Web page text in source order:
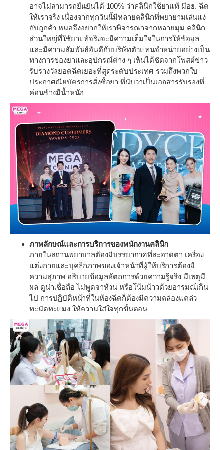
อาจไม่สามารถยืนยันได้ 100% ว่าคลินิกใช้ยาแท้ มีอย. ฉีด
ให้เราจริง เนื่องจากทุกวันนี้มีหลายคลินิกที่พยายามเล่นแง่
กับลูกค้า หมอจึงอยากให้เราพิจารณาจากหลายมุม คลินิก
ส่วนใหญ่ที่ใช้ยาแท้จริงจะมีความเต็มใจในการให้ข้อมูล
และมีความสัมพันธ์อันดีกับบริษัทตัวแทนจำหน่ายอย่างเป็น
ทางการของยาและอุปกรณ์ต่าง ๆ เห็นได้ชัดจากโพสต์ข่าว
รับรางวัลยอดฉีดเยอะที่สุดระดับประเทศ รวมถึงพวกใบ
ประกาศณียบัตรการสั่งซื้อยา ที่นับว่าเป็นเอกสารรับรองที่
ค่อนข้างมีน้ำหนัก
ภาพลักษณ์และการบริการของพนักงานคลินิก
ภายในสถานพยาบาลต้องมีบรรยากาศที่สะอาดตา เครื่อง
แต่งกายและบุคลิกภาพของเจ้าหน้าที่ผู้ให้บริการต้องมี
ความสุภาพ อธิบายข้อมูลหัตถการด้วยความรู้จริง มีเหตุมี
ผล ดูน่าเชื่อถือ ไม่พูดจาห้วน หรือโน้มน้าวด้วยอารมณ์เกิน
ไป การปฏิบัติหน้าที่ในห้องฉีดก็ต้องมีความคล่องแคล่ว
ทะมัดทะแมง ให้ความใส่ใจทุกขั้นตอน